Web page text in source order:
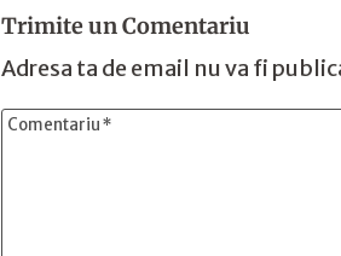
Trimite un Comentariu
Adresa ta de email nu va fi